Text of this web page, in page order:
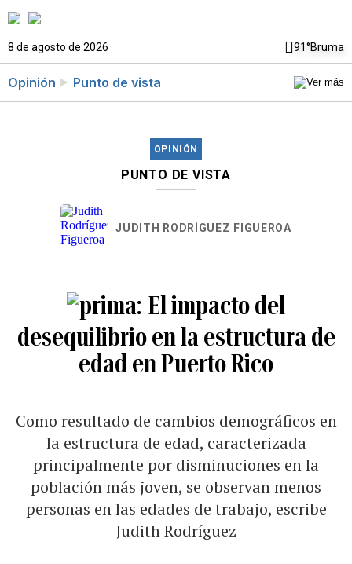
8 de agosto de 2026 91°Bruma
Opinión Punto de vista
OPINIÓN
PUNTO DE VISTA
JUDITH RODRÍGUEZ FIGUEROA
El impacto del
desequilibrio en la estructura de
edad en Puerto Rico
Como resultado de cambios demográficos en
la estructura de edad, caracterizada
principalmente por disminuciones en la
población más joven, se observan menos
personas en las edades de trabajo, escribe
Judith Rodríguez